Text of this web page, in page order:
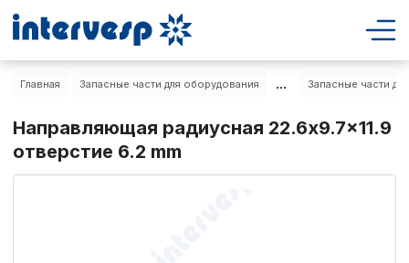
Главная Запасные части для оборудования ... Запасные части
Направляющая радиусная 22.6x9.7x11.9
отверстие 6.2 mm